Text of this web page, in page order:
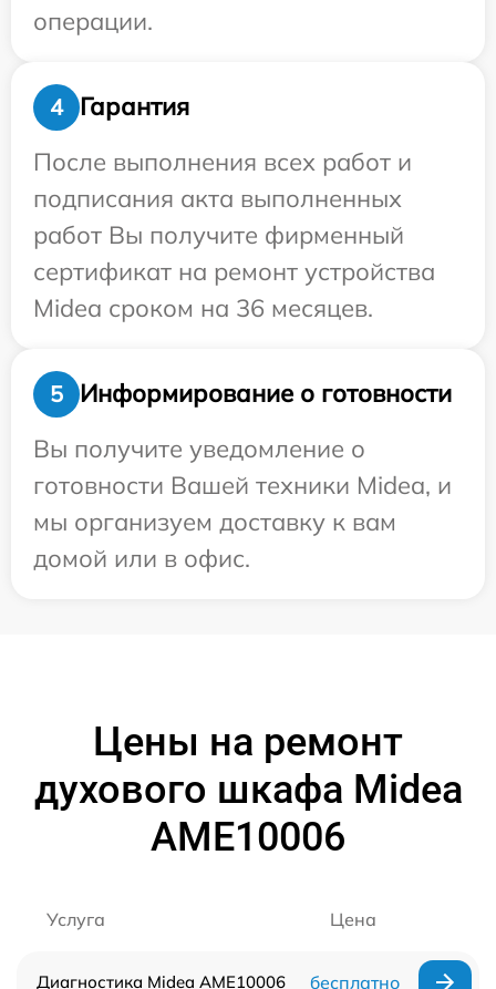
операции.
4
Гарантия
После выполнения всех работ и
подписания акта выполненных
работ Вы получите фирменный
сертификат на ремонт устройства
Midea сроком на 36 месяцев.
5
Информирование о готовности
Вы получите уведомление о
готовности Вашей техники Midea, и
мы организуем доставку к вам
домой или в офис.
Цены на ремонт
духового шкафа Midea
AME10006
Услуга Цена
Диагностика Midea AME10006 бесплатно